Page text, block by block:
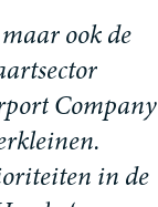
maar ook de
artsector
port Company
rkleinen.
oriteiten in de